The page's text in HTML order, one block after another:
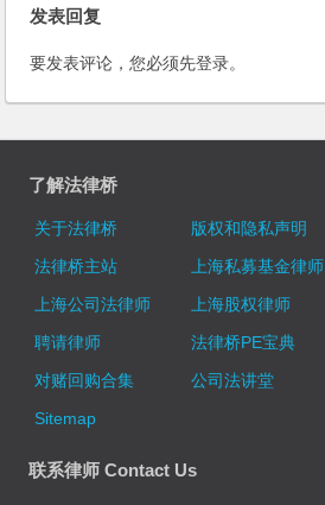
发表回复
要发表评论，您必须先登录。
了解法律桥
关于法律桥 版权和隐私声明
法律桥主站
上海私募基金律师
上海公司法律师
上海股权律师
聘请律师
法律桥PE宝典
对赌回购合集
公司法讲堂
Sitemap
联系律师 Contact Us